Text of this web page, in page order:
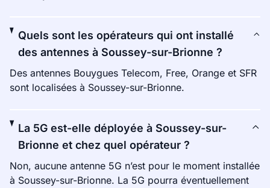
Quels sont les opérateurs qui ont installé
des antennes à Soussey-sur-Brionne ?
Des antennes Bouygues Telecom, Free, Orange et SFR
sont localisées à Soussey-sur-Brionne.
La 5G est-elle déployée à Soussey-sur-
Brionne et chez quel opérateur ?
Non, aucune antenne 5G n’est pour le moment installée
à Soussey-sur-Brionne. La 5G pourra éventuellement